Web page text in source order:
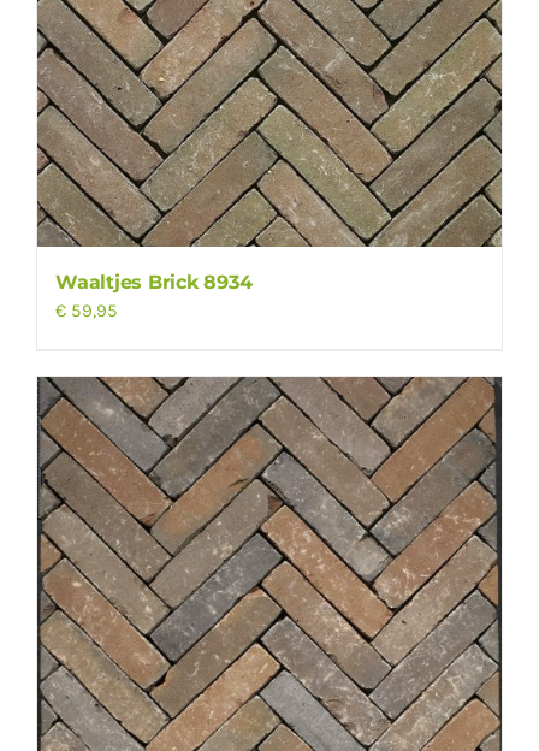
Waaltjes Brick 8934
€ 59,95